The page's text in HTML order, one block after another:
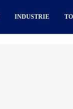
INDUSTRIE